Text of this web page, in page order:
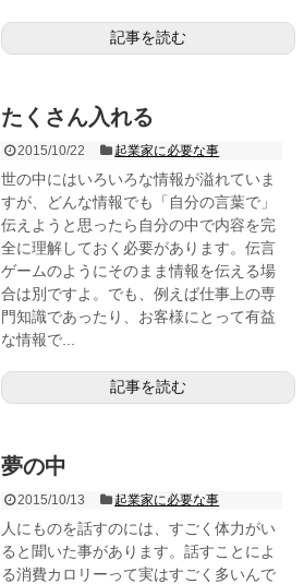
記事を読む
たくさん入れる
2015/10/22 起業家に必要な事
世の中にはいろいろな情報が溢れていま
すが、どんな情報でも「自分の言葉で」
伝えようと思ったら自分の中で内容を完
全に理解しておく必要があります。伝言
ゲームのようにそのまま情報を伝える場
合は別ですよ。でも、例えば仕事上の専
門知識であったり、お客様にとって有益
な情報で...
記事を読む
夢の中
2015/10/13 起業家に必要な事
人にものを話すのには、すごく体力がい
ると聞いた事があります。話すことによ
る消費カロリーって実はすごく多いんで